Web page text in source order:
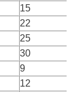
15
22
25
30
9
12